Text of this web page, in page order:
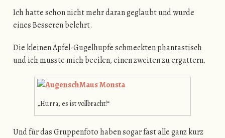
Ich hatte schon nicht mehr daran geglaubt und wurde
eines Besseren belehrt.
Die kleinen Apfel-Gugelhupfe schmeckten phantastisch
und ich musste mich beeilen, einen zweiten zu ergattern.
„Hurra, es ist vollbracht!“
Und für das Gruppenfoto haben sogar fast alle ganz kurz